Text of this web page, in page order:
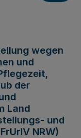
wegen
und
der
Land
und
NRW)